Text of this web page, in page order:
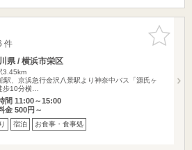
お気に入
りに追加
件
県 / 横浜市栄区
3.45km
駅、京浜急行金沢八景駅より神奈中バス「源氏ヶ
歩10分横…
間 11:00～15:00
金 500円～
宿泊 お食事・食事処